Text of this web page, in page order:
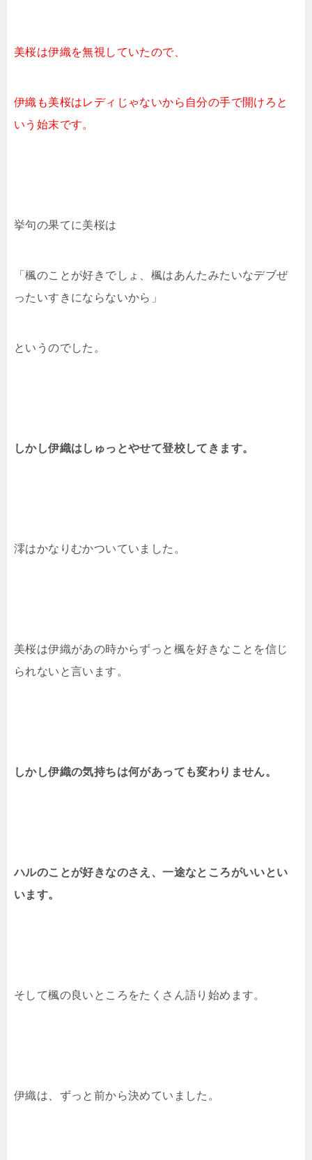
美桜は伊織を無視していたので、
伊織も美桜はレディじゃないから 自分の手で開けろと
いう始末です。
挙句の果てに美桜は
「楓のことが好きでしょ、楓はあんたみたいなデブぜ
ったいすきにならないから」
というのでした。
しかし伊織はしゅっとやせて登校してきます。
澪はかなりむかついていました。
美桜は伊織があの時からずっと楓を好きなことを信じ
られないと言います。
しかし伊織の気持ちは何があっても変わりません。
ハルのことが好きなのさえ、一途なところがいいとい
います。
そして楓の良いところをたくさん語り始めます。
伊織は、ずっと前から決めていました。